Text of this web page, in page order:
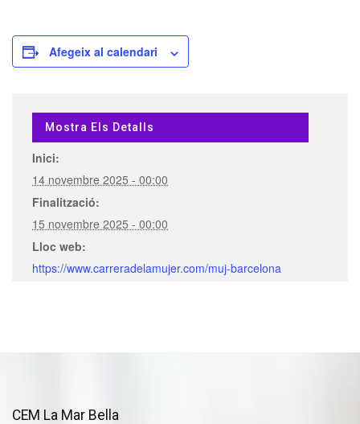
Afegeix al calendari
Mostra Els Detalls
Inici:
14 novembre 2025 - 00:00
Finalització:
15 novembre 2025 - 00:00
Lloc web:
https://www.carreradelamujer.com/muj-barcelona
CEM La Mar Bella